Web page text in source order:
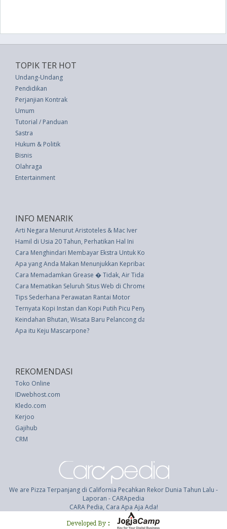
TOPIK TER HOT
Undang-Undang
Pendidikan
Perjanjian Kontrak
Umum
Tutorial / Panduan
Sastra
Hukum & Politik
Bisnis
Olahraga
Entertainment
INFO MENARIK
Arti Negara Menurut Aristoteles & Mac Iver
Hamil di Usia 20 Tahun, Perhatikan Hal Ini
Cara Menghindari Membayar Ekstra Untuk Koper Tanpa Memakai 10
Apa yang Anda Makan Menunjukkan Kepribadian Anda
Cara Memadamkan Grease � Tidak, Air Tidak Akan Berfungsi
Cara Mematikan Seluruh Situs Web di Chrome
Tips Sederhana Perawatan Rantai Motor
Ternyata Kopi Instan dan Kopi Putih Picu Penyakit Hipertensi dan Kanker
Keindahan Bhutan, Wisata Baru Pelancong dari Indonesia
Apa itu Keju Mascarpone?
REKOMENDASI
Toko Online
IDwebhost.com
Kledo.com
Kerjoo
Gajihub
CRM
We are Pizza Terpanjang di California Pecahkan Rekor Dunia Tahun Lalu -
Laporan - CARApedia
CARA Pedia, Cara Apa Aja Ada!